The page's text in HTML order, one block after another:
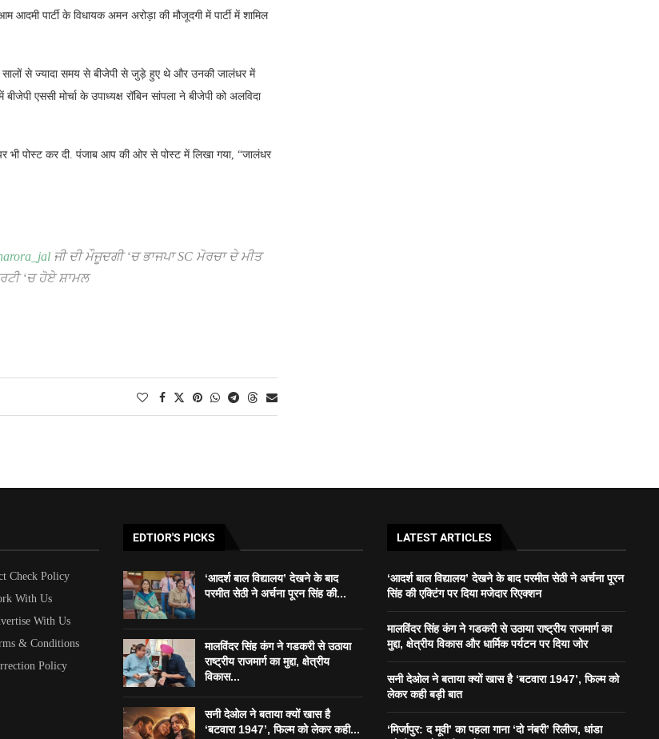
पार्टी के विधायक अमन अरोड़ा की मौजूदगी में पार्टी में शामिल
सालों से ज्यादा समय से बीजेपी से जुड़े हुए थे और उनकी जालंधर में
एससी मोर्चा के उपाध्यक्ष रॉबिन सांपला ने बीजेपी को अलविदा
भी पोस्ट कर दी. पंजाब आप की ओर से पोस्ट में लिखा गया, “जालंधर
ਜੀ ਦੀ ਮੌਜੂਦਗੀ ‘ਚ ਭਾਜਪਾ SC ਮੋਰਚਾ ਦੇ ਮੀਤ
‘ਚ ਹੋਏ ਸ਼ਾਮਲ
Check Policy
With Us
With Us
& Conditions
Policy
EDTIOR'S PICKS
‘आदर्श बाल विद्यालय’ देखने के बाद
परमीत सेठी ने अर्चना पूरन सिंह की...
मालविंदर सिंह कंग ने गडकरी से उठाया
राष्ट्रीय राजमार्ग का मुद्दा, क्षेत्रीय
विकास...
सनी देओल ने बताया क्यों खास है
‘बटवारा 1947’, फिल्म को लेकर कही...
LATEST ARTICLES
‘आदर्श बाल विद्यालय’ देखने के बाद परमीत सेठी ने अर्चना पूरन
सिंह की एक्टिंग पर दिया मजेदार रिएक्शन
मालविंदर सिंह कंग ने गडकरी से उठाया राष्ट्रीय राजमार्ग का
मुद्दा, क्षेत्रीय विकास और धार्मिक पर्यटन पर दिया जोर
सनी देओल ने बताया क्यों खास है ‘बटवारा 1947’, फिल्म को
लेकर कही बड़ी बात
‘मिर्जापुर: द मूवी’ का पहला गाना ‘दो नंबरी’ रिलीज, धांडा